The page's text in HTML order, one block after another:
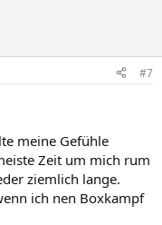
#7
meine Gefühle
Zeit um mich rum
ziemlich lange.
ich nen Boxkampf